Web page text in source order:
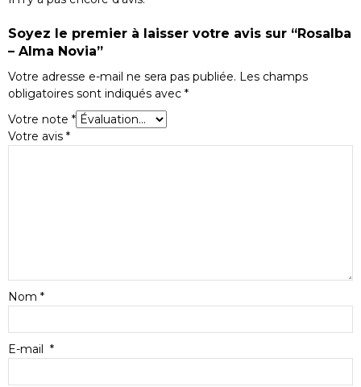
Soyez le premier à laisser votre avis sur “Rosalba
– Alma Novia”
Votre adresse e-mail ne sera pas publiée. Les champs
obligatoires sont indiqués avec *
Votre note *
Votre avis *
Nom *
E-mail *